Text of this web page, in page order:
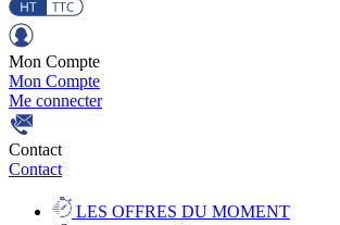
Mon Compte
Mon Compte
Me connecter
Contact
Contact
LES OFFRES DU MOMENT